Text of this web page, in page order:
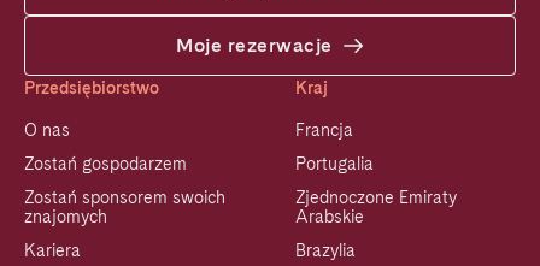
Moje rezerwacje
Przedsiębiorstwo
O nas
Zostań gospodarzem
Zostań sponsorem swoich
znajomych
Kariera
Kraj
Francja
Portugalia
Zjednoczone Emiraty
Arabskie
Brazylia